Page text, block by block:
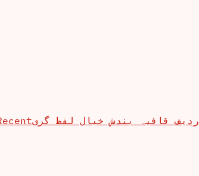
ردیف قافیہ بندش خیال لفظ گری